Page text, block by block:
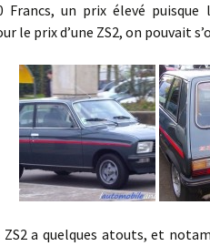
Francs, un prix élevé
le prix d’une ZS2, on pouvait
atouts, et